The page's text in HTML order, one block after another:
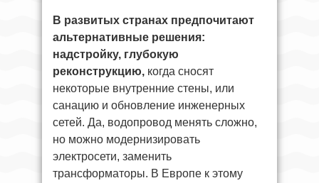
В развитых странах предпочитают
альтернативные решения:
надстройку, глубокую
реконструкцию, когда сносят
некоторые внутренние стены, или
санацию и обновление инженерных
сетей. Да, водопровод менять сложно,
но можно модернизировать
электросети, заменить
трансформаторы. В Европе к этому